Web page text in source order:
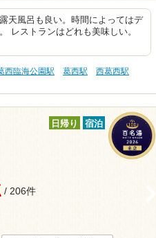
天風呂も良い。時間によってはデ
レストランはどれも美味しい。
西臨海公園駅 葛西駅
西葛西駅
日帰り 宿泊
/ 206件